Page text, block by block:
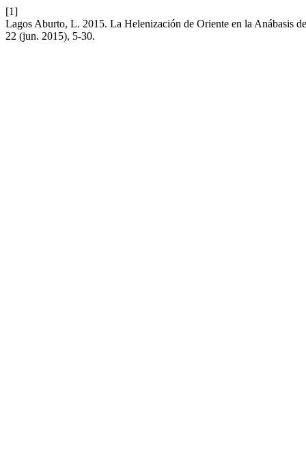
[1]
Lagos Aburto, L. 2015. La Helenización de Oriente en la Anábasis
22 (jun. 2015), 5-30.